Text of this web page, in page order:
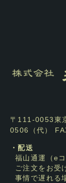
〒111-0053東
0506（代）
・配送
福山通運（e
ご注文をお受
事情で遅れる